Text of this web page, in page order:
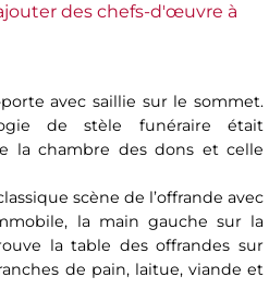
des chefs-d'œuvre à
porte avec saillie sur le sommet.
de stèle funéraire était
la chambre des dons et celle
scène de l’offrande avec
la main gauche sur la
la table des offrandes sur
de pain, laitue, viande et